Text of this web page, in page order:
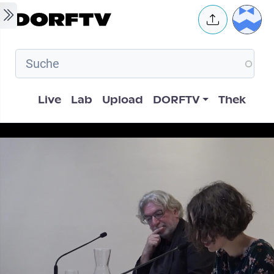
Skip to main content User
Hauptnavigation
Live Lab Upload DORFTV Thek